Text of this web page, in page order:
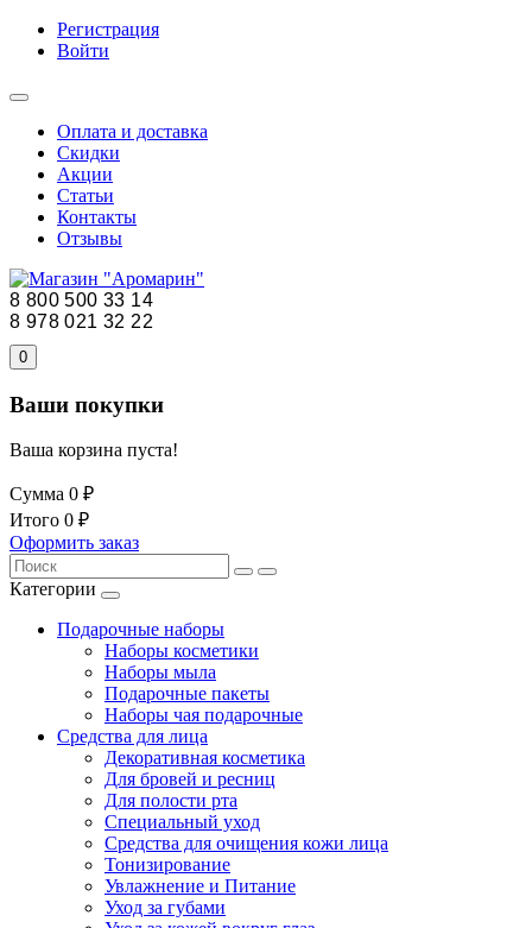
Регистрация
Войти
Оплата и доставка
Скидки
Акции
Статьи
Контакты
Отзывы
8 800 500 33 14
8 978 021 32 22
0
Ваши покупки
Ваша корзина пуста!
Сумма 0 ₽
Итого 0 ₽
Оформить заказ
Категории
Подарочные наборы
Наборы косметики
Наборы мыла
Подарочные пакеты
Наборы чая подарочные
Средства для лица
Декоративная косметика
Для бровей и ресниц
Для полости рта
Специальный уход
Средства для очищения кожи лица
Тонизирование
Увлажнение и Питание
Уход за губами